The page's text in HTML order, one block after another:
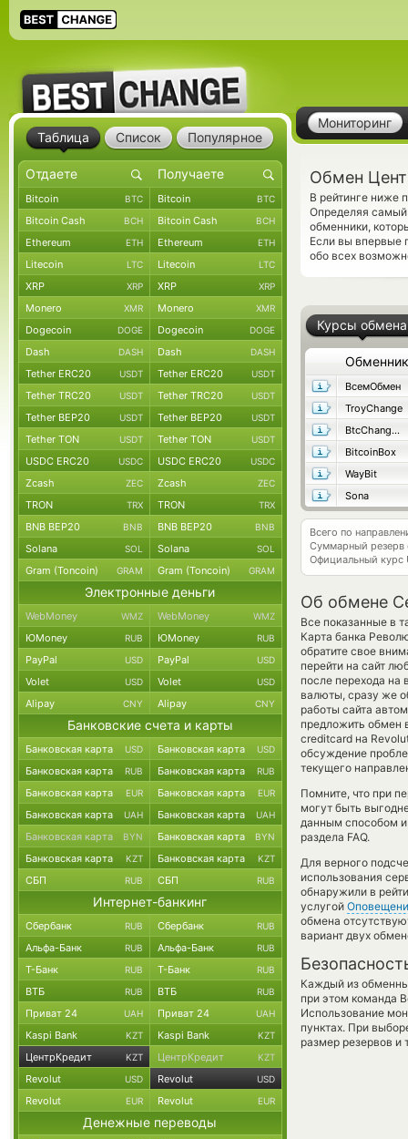
Мониторинг
Обмен
В рейтинге ниже
Определяя самый
обменники,
Если вы впервые
обо всех
Курсы обмена
Обменник
ВсемОбмен
TroyChange
BtcChange24
BitcoinBox
WayBit
Sona
Всего по
Суммарный резерв
Официальный курс
Об обмене
Все показанные в
Карта банка
обратите свое
перейти на сайт
после перехода на
валюты, сразу же
работы сайта
предложить обмен
creditcard на
обсуждение
текущего
Помните, что при
могут быть
данным способом и
раздела FAQ.
Для верного
использования
обнаружили в
услугой
обмена
вариант двух
Каждый из
при этом команда
Использование
пунктах. При
размер резервов и
Таблица Список Популярное
Bitcoin BTC Bitcoin BTC
Bitcoin Cash BCH Bitcoin Cash BCH
Ethereum ETH Ethereum ETH
Litecoin LTC Litecoin LTC
XRP XRP XRP XRP
Monero XMR Monero XMR
Dogecoin DOGE Dogecoin DOGE
Dash DASH Dash DASH
Tether ERC20 USDT Tether ERC20 USDT
Tether TRC20 USDT Tether TRC20 USDT
Tether BEP20 USDT Tether BEP20 USDT
Tether TON USDT Tether TON USDT
USDC ERC20 USDC USDC ERC20 USDC
Zcash ZEC Zcash ZEC
TRON TRX TRON TRX
BNB BEP20 BNB BNB BEP20 BNB
Solana SOL Solana SOL
Gram (Toncoin) GRAM Gram (Toncoin) GRAM
Электронные деньги
WebMoney WMZ WebMoney WMZ
ЮMoney RUB ЮMoney RUB
PayPal USD PayPal USD
Volet USD Volet USD
Alipay CNY Alipay CNY
Банковские счета и карты
Банковская карта USD Банковская карта USD
Банковская карта RUB Банковская карта RUB
Банковская карта EUR Банковская карта EUR
Банковская карта UAH Банковская карта UAH
Банковская карта BYN Банковская карта BYN
Банковская карта KZT Банковская карта KZT
СБП RUB СБП RUB
Интернет-банкинг
Сбербанк RUB Сбербанк RUB
Альфа-Банк RUB Альфа-Банк RUB
Т-Банк RUB Т-Банк RUB
ВТБ RUB ВТБ RUB
Приват 24 UAH Приват 24 UAH
Kaspi Bank KZT Kaspi Bank KZT
ЦентрКредит KZT ЦентрКредит KZT
Revolut USD Revolut USD
Revolut EUR Revolut EUR
Денежные переводы